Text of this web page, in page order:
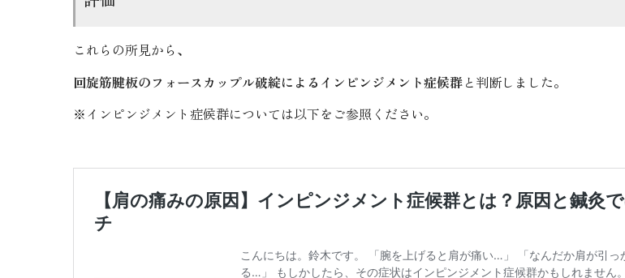
これらの所見から、
回旋筋腱板のフォースカップル破綻によるインピンジメント症候群と判断しました。
※インピンジメント症候群については以下をご参照ください。